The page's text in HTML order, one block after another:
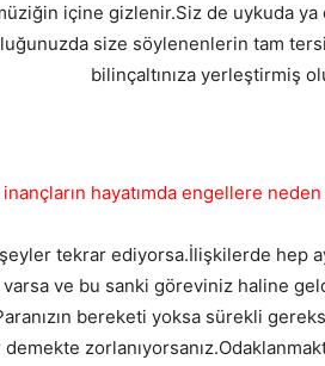
içine gizlenir.Siz de uykuda
size söylenenlerin tam
bilinçaltınıza yerleştirmiş
hayatımda engellere neden
şeyler tekrar ediyorsa.İlişkilerde hep
varsa ve bu sanki göreviniz haline
bereketi yoksa sürekli
demekte